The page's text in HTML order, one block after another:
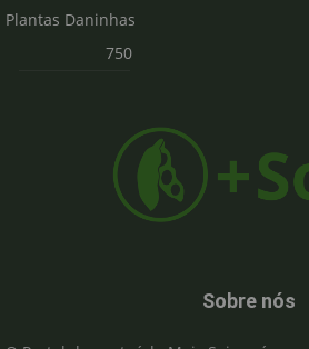
Plantas Daninhas
750
Sobre nós